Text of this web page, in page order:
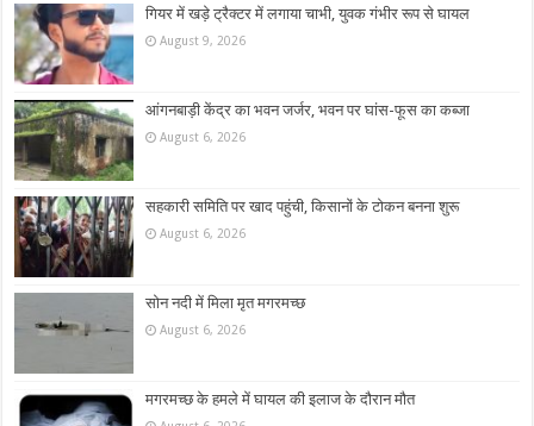
गियर में खड़े ट्रैक्टर में लगाया चाभी, युवक गंभीर रूप से घायल
August 9, 2026
आंगनबाड़ी केंद्र का भवन जर्जर, भवन पर घांस-फूस का कब्जा
August 6, 2026
सहकारी समिति पर खाद पहुंची, किसानों के टोकन बनना शुरू
August 6, 2026
सोन नदी में मिला मृत मगरमच्छ
August 6, 2026
मगरमच्छ के हमले में घायल की इलाज के दौरान मौत